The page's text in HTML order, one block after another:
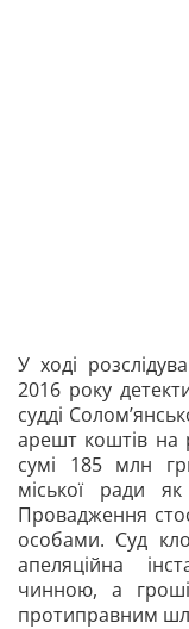
У ході
2016 року
судді
арешт коштів на
сумі 185 млн
міської ради
Провадження
особами. Суд
апеляційна
чинною, а
протиправним